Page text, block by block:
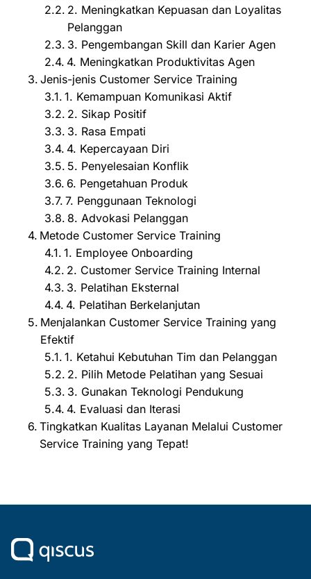
2. Meningkatkan Kepuasan dan Loyalitas
Pelanggan
3. Pengembangan Skill dan Karier Agen
4. Meningkatkan Produktivitas Agen
Jenis-jenis Customer Service Training
1. Kemampuan Komunikasi Aktif
2. Sikap Positif
3. Rasa Empati
4. Kepercayaan Diri
5. Penyelesaian Konflik
6. Pengetahuan Produk
7. Penggunaan Teknologi
8. Advokasi Pelanggan
Metode Customer Service Training
1. Employee Onboarding
2. Customer Service Training Internal
3. Pelatihan Eksternal
4. Pelatihan Berkelanjutan
Menjalankan Customer Service Training yang
Efektif
1. Ketahui Kebutuhan Tim dan Pelanggan
2. Pilih Metode Pelatihan yang Sesuai
3. Gunakan Teknologi Pendukung
4. Evaluasi dan Iterasi
Tingkatkan Kualitas Layanan Melalui Customer
Service Training yang Tepat!